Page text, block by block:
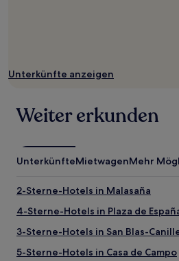
Unterkünfte anzeigen
Weiter erkunden
UnterkünfteMietwagenMehr
2-Sterne-Hotels in Malasaña
4-Sterne-Hotels in Plaza de
3-Sterne-Hotels in San Blas-
5-Sterne-Hotels in Casa de Campo